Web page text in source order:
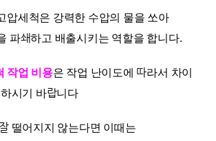
압세척은 강력한 수압의 물을 쏘아
파쇄하고 배출시키는 역할을 합니다.
작업 비용은 작업 난이도에 따라서 차이
시기 바랍니다
떨어지지 않는다면 이때는